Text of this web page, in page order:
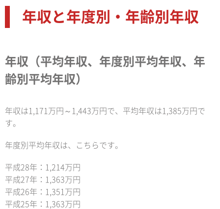
年収と年度別・年齢別年収
年収（平均年収、年度別平均年収、年
齢別平均年収）
年収は1,171万円～1,443万円で、平均年収は1,385万円で
す。
年度別平均年収は、こちらです。
平成28年：1,214万円
平成27年：1,363万円
平成26年：1,351万円
平成25年：1,363万円